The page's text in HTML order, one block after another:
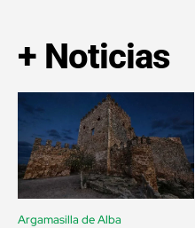
+ Noticias
Argamasilla de Alba